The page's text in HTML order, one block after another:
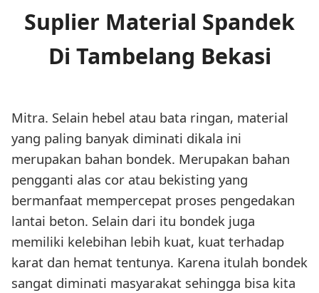
Suplier Material Spandek
Di Tambelang Bekasi
Mitra. Selain hebel atau bata ringan, material
yang paling banyak diminati dikala ini
merupakan bahan bondek. Merupakan bahan
pengganti alas cor atau bekisting yang
bermanfaat mempercepat proses pengedakan
lantai beton. Selain dari itu bondek juga
memiliki kelebihan lebih kuat, kuat terhadap
karat dan hemat tentunya. Karena itulah bondek
sangat diminati masyarakat sehingga bisa kita